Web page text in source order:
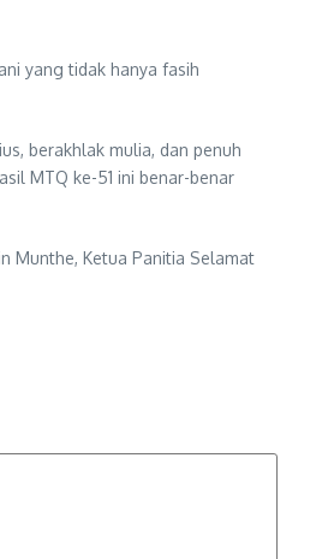
yang tidak hanya fasih
berakhlak mulia, dan penuh
MTQ ke-51 ini benar-benar
Munthe, Ketua Panitia Selamat